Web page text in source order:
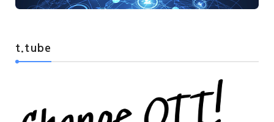
t.tube